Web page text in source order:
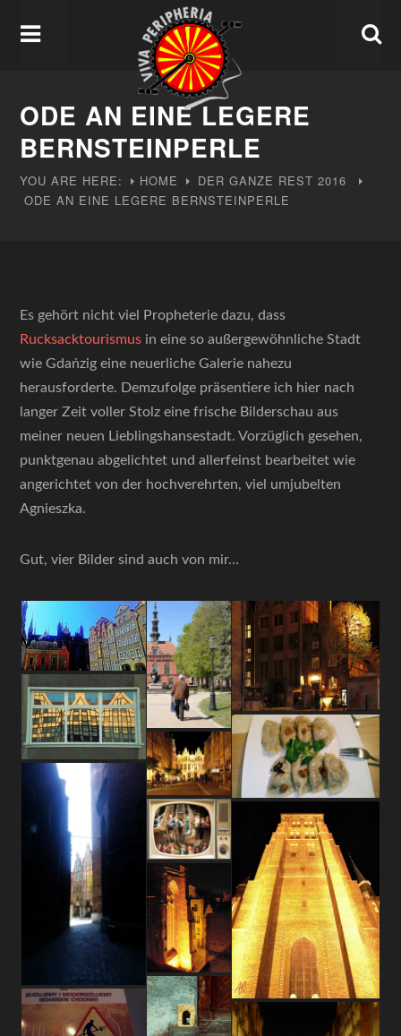
ODE AN EINE LEGERE
BERNSTEINPERLE
YOU ARE HERE: HOME DER GANZE REST 2016
ODE AN EINE LEGERE BERNSTEINPERLE
Es gehört nicht viel Propheterie dazu, dass
Rucksacktourismus in eine so außergewöhnliche Stadt
wie Gdańzig eine neuerliche Galerie nahezu
herausforderte. Demzufolge präsentiere ich hier nach
langer Zeit voller Stolz eine frische Bilderschau aus
meiner neuen Lieblingshansestadt. Vorzüglich gesehen,
punktgenau abgelichtet und allerfeinst bearbeitet wie
angerichtet von der hochverehrten, viel umjubelten
Agnieszka.
Gut, vier Bilder sind auch von mir…